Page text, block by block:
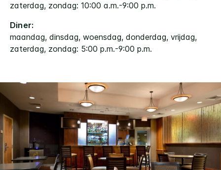
zaterdag, zondag: 10:00 a.m.-9:00 p.m.
Diner:
maandag, dinsdag, woensdag, donderdag, vrijdag,
zaterdag, zondag: 5:00 p.m.-9:00 p.m.